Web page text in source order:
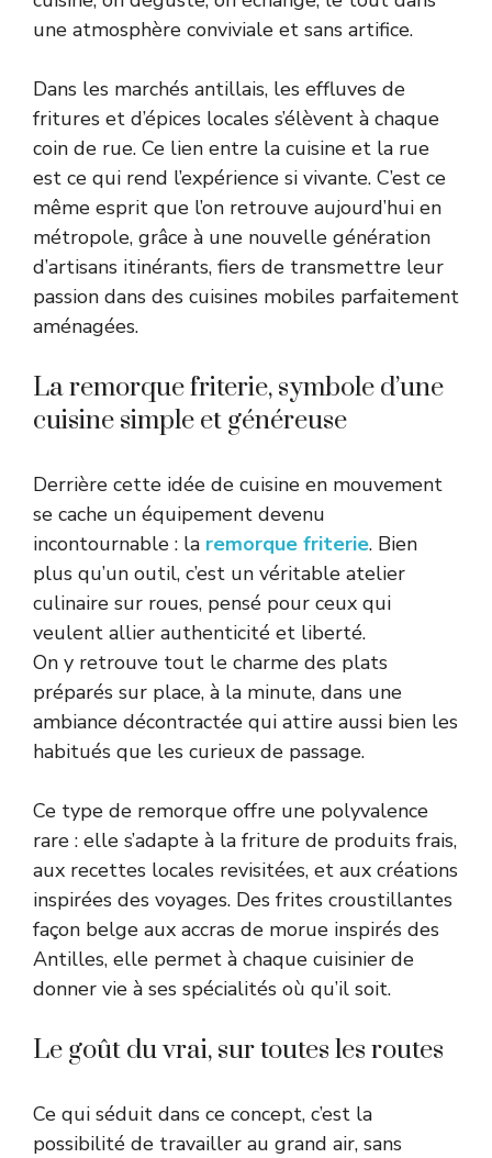
une atmosphère conviviale et sans artifice.
Dans les marchés antillais, les effluves de
fritures et d’épices locales s’élèvent à chaque
coin de rue. Ce lien entre la cuisine et la rue
est ce qui rend l’expérience si vivante. C’est ce
même esprit que l’on retrouve aujourd’hui en
métropole, grâce à une nouvelle génération
d’artisans itinérants, fiers de transmettre leur
passion dans des cuisines mobiles parfaitement
aménagées.
La remorque friterie, symbole d’une
cuisine simple et généreuse
Derrière cette idée de cuisine en mouvement
se cache un équipement devenu
incontournable : la remorque friterie. Bien
plus qu’un outil, c’est un véritable atelier
culinaire sur roues, pensé pour ceux qui
veulent allier authenticité et liberté.
On y retrouve tout le charme des plats
préparés sur place, à la minute, dans une
ambiance décontractée qui attire aussi bien les
habitués que les curieux de passage.
Ce type de remorque offre une polyvalence
rare : elle s’adapte à la friture de produits frais,
aux recettes locales revisitées, et aux créations
inspirées des voyages. Des frites croustillantes
façon belge aux accras de morue inspirés des
Antilles, elle permet à chaque cuisinier de
donner vie à ses spécialités où qu’il soit.
Le goût du vrai, sur toutes les routes
Ce qui séduit dans ce concept, c’est la
possibilité de travailler au grand air, sans